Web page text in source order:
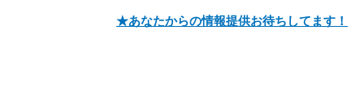
★あなたからの情報提供お待ちしてます！